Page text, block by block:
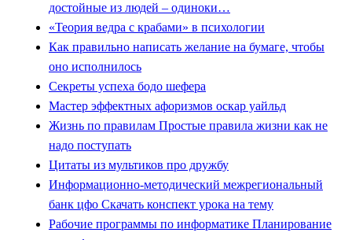
достойные из людей – одиноки…
«Теория ведра с крабами» в психологии
Как правильно написать желание на бумаге, чтобы
оно исполнилось
Секреты успеха бодо шефера
Мастер эффектных афоризмов оскар уайльд
Жизнь по правилам Простые правила жизни как не
надо поступать
Цитаты из мультиков про дружбу
Информационно-методический межрегиональный
банк цфо Скачать конспект урока на тему
Рабочие программы по информатике Планирование